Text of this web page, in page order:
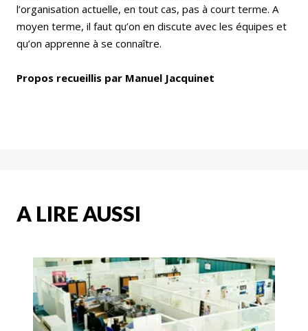
l’organisation actuelle, en tout cas, pas à court terme. A
moyen terme, il faut qu’on en discute avec les équipes et
qu’on apprenne à se connaître.
Propos recueillis par Manuel Jacquinet
A LIRE AUSSI